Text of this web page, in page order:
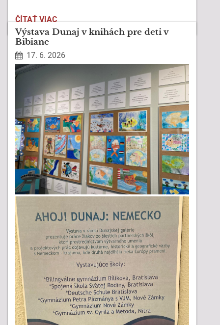
NAŠA
ZELENÁ
OÁZA
ZÍSKALA
OCENENIE
V
SÚŤAŽI
GREENFLUENCERI:
ČÍTAŤ VIAC
Výstava Dunaj v knihách pre deti v
Bibiane
17. 6. 2026